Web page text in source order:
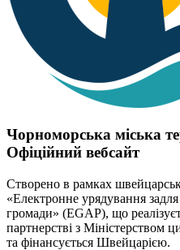
Чорноморська міська
Офіційний вебсайт
Створено в рамках
«Електронне урядування задля
громади» (EGAP), що
партнерстві з Міністерством
та фінансується Швейцарією.